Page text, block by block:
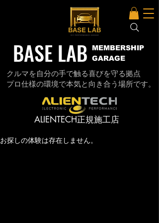
MEMBERSHIP
GARAGE
BASE LAB
ALIENTECH正規施工店
クルマを自分の手で触る喜びを守る拠点
プロ仕様の環境で本気と向き合う場所です。
お探しの体験は存在しません。